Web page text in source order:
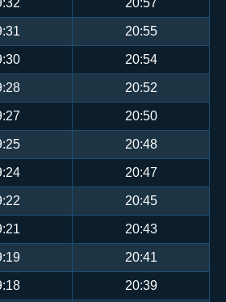
20:55
20:54
20:52
20:50
20:48
20:47
20:45
20:43
20:41
20:39